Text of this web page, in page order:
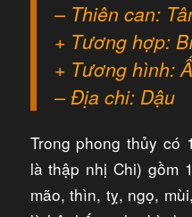
– Thiên can:
+ Tương hợp:
+ Tương hình:
– Địa chi: Dậu
Trong phong thủy có
là thập nhị Chi) gồm
mão, thìn, tỵ, ngọ,